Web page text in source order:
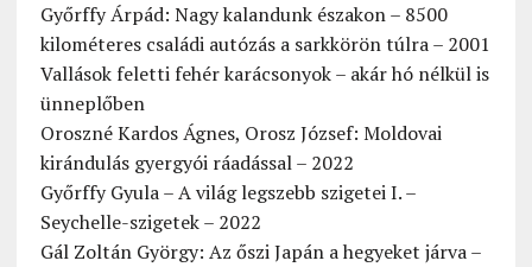
Győrffy Árpád: Nagy kalandunk északon – 8500
kilométeres családi autózás a sarkkörön túlra – 2001
Vallások feletti fehér karácsonyok – akár hó nélkül is
ünneplőben
Oroszné Kardos Ágnes, Orosz József: Moldovai
kirándulás gyergyói ráadással – 2022
Győrffy Gyula – A világ legszebb szigetei I. –
Seychelle-szigetek – 2022
Gál Zoltán György: Az őszi Japán a hegyeket járva –